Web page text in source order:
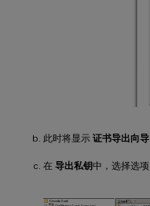
此时将显示 证书导出向导
在 导出私钥中，选择选项